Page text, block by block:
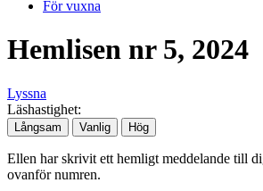
För vuxna
Hemlisen nr 5, 2024
Lyssna
Läshastighet:
Långsam Vanlig Hög
Ellen har skrivit ett hemligt meddelande till
ovanför numren.